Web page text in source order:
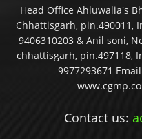
Head Office Ahluwalia's
Chhattisgarh, pin.490011,
9406310203 & Anil soni,
chhattisgarh, pin.497118,
9977293671
Contact us: